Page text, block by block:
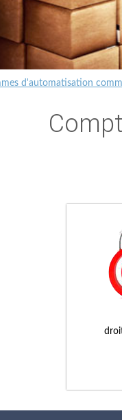
d'automatisation